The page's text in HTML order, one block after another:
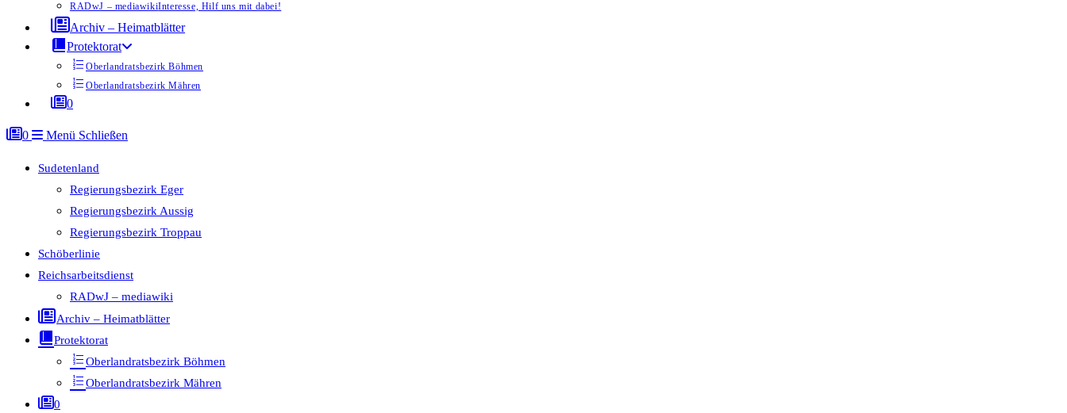
RADwJ – mediawikiInteresse, Hilf uns mit dabei!
Archiv – Heimatblätter
Protektorat
Oberlandratsbezirk Böhmen
Oberlandratsbezirk Mähren
0
0 Menü Schließen
Sudetenland
Regierungsbezirk Eger
Regierungsbezirk Aussig
Regierungsbezirk Troppau
Schöberlinie
Reichsarbeitsdienst
RADwJ – mediawiki
Archiv – Heimatblätter
Protektorat
Oberlandratsbezirk Böhmen
Oberlandratsbezirk Mähren
0